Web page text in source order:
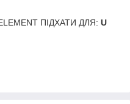
ПІДХАТИ ДЛЯ: U